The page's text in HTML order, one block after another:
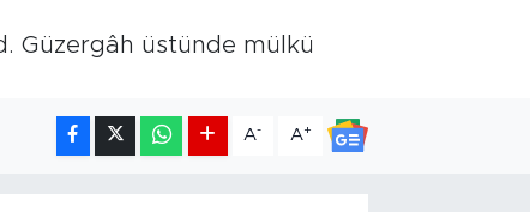
Güzergâh üstünde mülkü
A- A+